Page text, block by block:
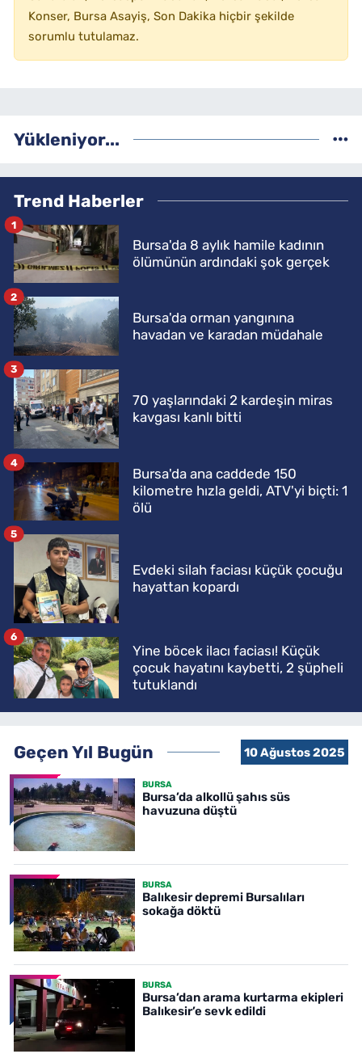
Konser, Bursa Asayiş, Son Dakika hiçbir şekilde
sorumlu tutulamaz.
Yükleniyor...
Trend Haberler
Bursa'da 8 aylık hamile kadının
ölümünün ardındaki şok gerçek
1
Bursa'da orman yangınına
havadan ve karadan müdahale
2
70 yaşlarındaki 2 kardeşin miras
kavgası kanlı bitti
3
Bursa'da ana caddede 150
kilometre hızla geldi, ATV'yi biçti: 1
ölü
4
Evdeki silah faciası küçük çocuğu
hayattan kopardı
5
Yine böcek ilacı faciası! Küçük
çocuk hayatını kaybetti, 2 şüpheli
tutuklandı
6
Geçen Yıl Bugün 10 Ağustos 2025
BURSA
Bursa’da alkollü şahıs süs
havuzuna düştü
BURSA
Balıkesir depremi Bursalıları
sokağa döktü
BURSA
Bursa’dan arama kurtarma ekipleri
Balıkesir’e sevk edildi